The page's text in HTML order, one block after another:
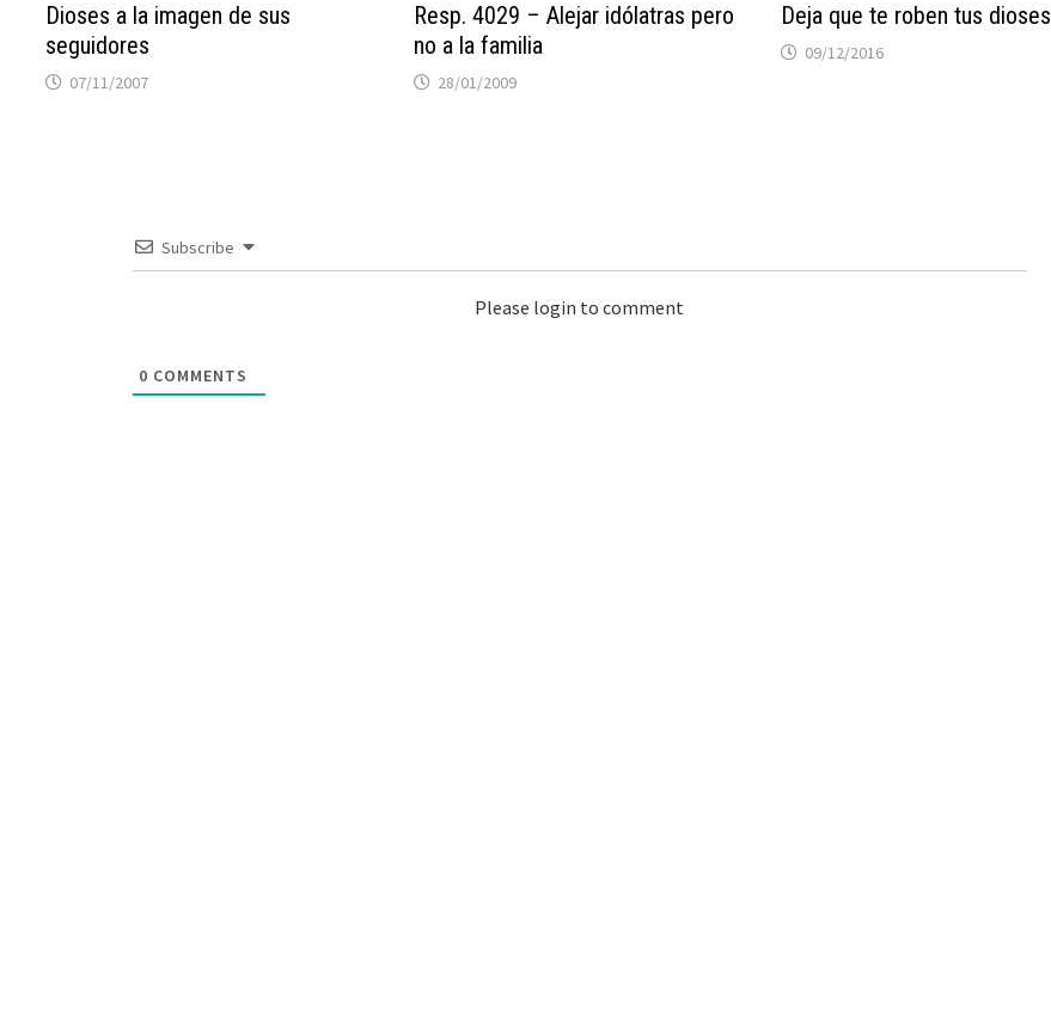
Dioses a la imagen de sus
seguidores
07/11/2007
Resp. 4029 – Alejar idólatras pero
no a la familia
28/01/2009
Deja que te roben tus dioses
09/12/2016
Subscribe
Please login to comment
0 COMMENTS